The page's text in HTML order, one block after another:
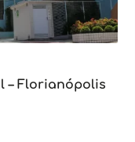
– Florianópolis